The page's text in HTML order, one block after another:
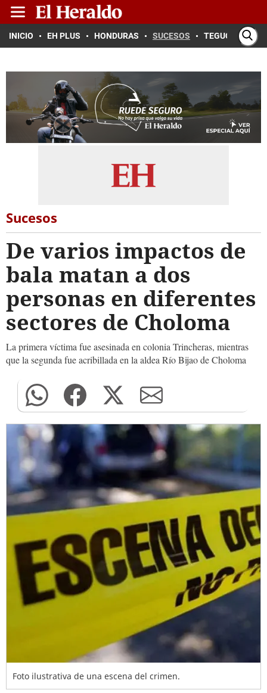
INICIO EH PLUS HONDURAS SUCESOS TEGUCIGALPA
Sucesos
De varios impactos de
bala matan a dos
personas en diferentes
sectores de Choloma
La primera víctima fue asesinada en colonia Trincheras, mientras
que la segunda fue acribillada en la aldea Río Bijao de Choloma
Foto ilustrativa de una escena del crimen.